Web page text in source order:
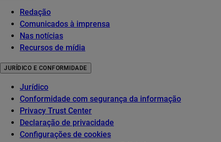
Redação
Comunicados à imprensa
Nas notícias
Recursos de mídia
JURÍDICO E CONFORMIDADE
Jurídico
Conformidade com segurança da informação
Privacy Trust Center
Declaração de privacidade
Configurações de cookies